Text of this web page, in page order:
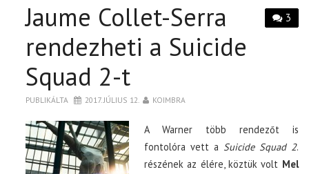
3
Jaume Collet-Serra
rendezheti a Suicide
Squad 2-t
PUBLIKÁLTA 2017. JÚLIUS 12. KOIMBRA
A Warner több rendezőt is
fontolóra vett a Suicide Squad 2.
részének az élére, köztük volt Mel